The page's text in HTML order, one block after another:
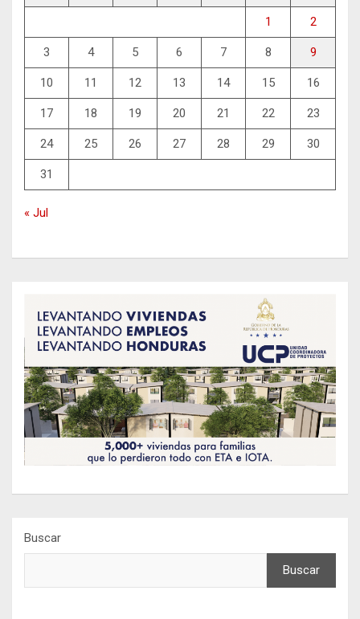
1 2
3 4 5 6 7 8 9
10 11 12 13 14 15 16
17 18 19 20 21 22 23
24 25 26 27 28 29 30
31
« Jul
Buscar
Buscar